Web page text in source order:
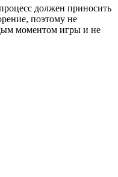
должен приносить
поэтому не
моментом игры и не